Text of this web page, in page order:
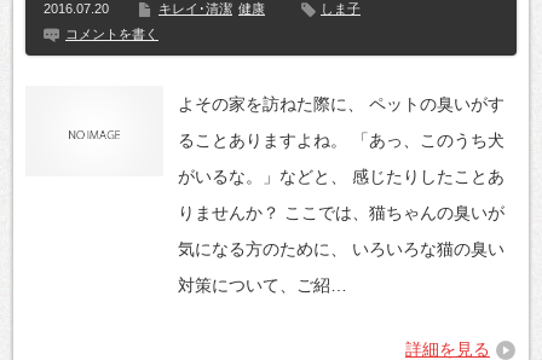
2016.07.20 キレイ･清潔 健康
しま子
コメントを書く
よその家を訪ねた際に、 ペットの臭いがす
ることありますよね。 「あっ、このうち犬
がいるな。」などと、 感じたりしたことあ
りませんか？ ここでは、猫ちゃんの臭いが
気になる方のために、 いろいろな猫の臭い
対策について、ご紹…
詳細を見る